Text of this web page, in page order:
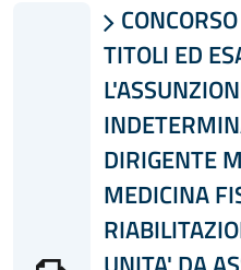

TITOLI ED
DIRIGENTE
MEDICINA